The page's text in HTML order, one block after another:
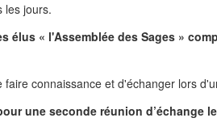
les jours.
élus « l'Assemblée des Sages »
connaissance et d'échanger lors
une seconde réunion d’échange